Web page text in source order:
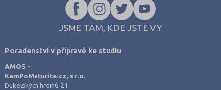
JSME TAM, KDE JSTE VY
Poradenství v přípravě ke studiu
AMOS -
KamPoMaturite.cz, s.r.o.
Dukelských hrdinů 21